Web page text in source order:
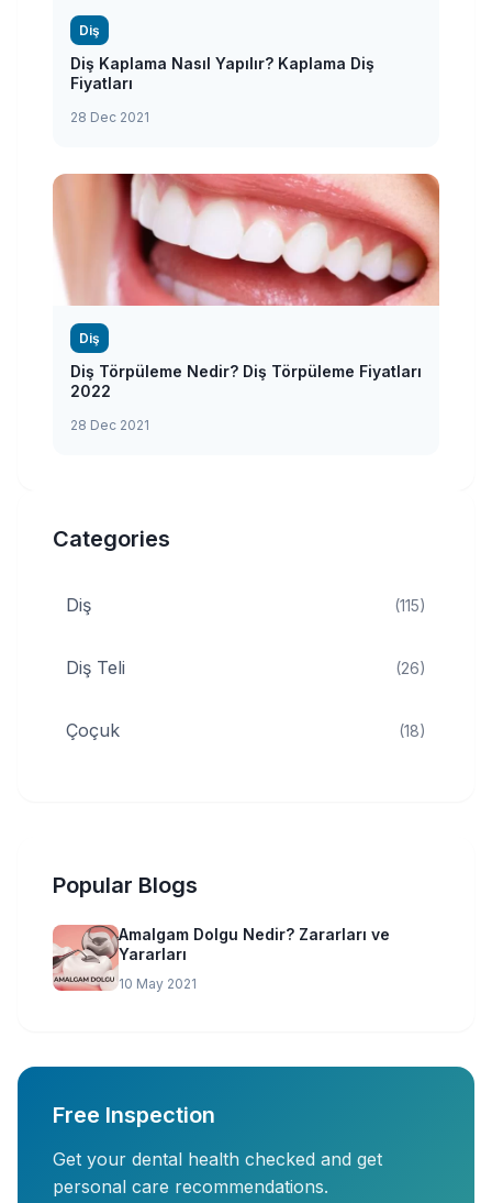
Diş
Diş Kaplama Nasıl Yapılır? Kaplama Diş
Fiyatları
28 Dec 2021
Diş
Diş Törpüleme Nedir? Diş Törpüleme Fiyatları
2022
28 Dec 2021
Categories
Diş (115)
Diş Teli (26)
Çoçuk (18)
Popular Blogs
Amalgam Dolgu Nedir? Zararları ve
Yararları
10 May 2021
Free Inspection
Get your dental health checked and get
personal care recommendations.